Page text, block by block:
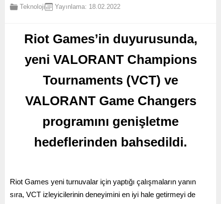
Teknoloji Yayınlama: 18.02.2022
Riot Games’in duyurusunda,
yeni VALORANT Champions
Tournaments (VCT) ve
VALORANT Game Changers
programını genişletme
hedeflerinden bahsedildi.
Riot Games yeni turnuvalar için yaptığı çalışmaların yanın
sıra, VCT izleyicilerinin deneyimini en iyi hale getirmeyi de